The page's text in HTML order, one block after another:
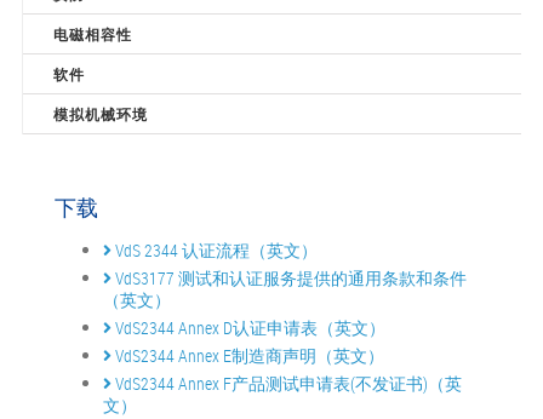
电磁相容性
软件
模拟机械环境
下载
VdS 2344 认证流程（英文）
VdS3177 测试和认证服务提供的通用条款和条件
（英文）
VdS2344 Annex D认证申请表（英文）
VdS2344 Annex E制造商声明（英文）
VdS2344 Annex F产品测试申请表(不发证书)（英
文）